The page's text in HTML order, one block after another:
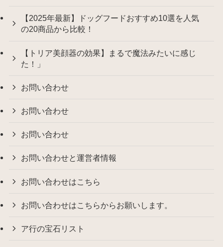
【2025年最新】ドッグフードおすすめ10選を人気
の20商品から比較！
【トリア美顔器の効果】まるで魔法みたいに感じ
た！」
お問い合わせ
お問い合わせ
お問い合わせ
お問い合わせと運営者情報
お問い合わせはこちら
お問い合わせはこちらからお願いします。
ア行の宝石リスト